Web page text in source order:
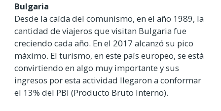
Bulgaria
Desde la caída del comunismo, en el año 1989, la
cantidad de viajeros que visitan Bulgaria fue
creciendo cada año. En el 2017 alcanzó su pico
máximo. El turismo, en este país europeo, se está
convirtiendo en algo muy importante y sus
ingresos por esta actividad llegaron a conformar
el 13% del PBI (Producto Bruto Interno).